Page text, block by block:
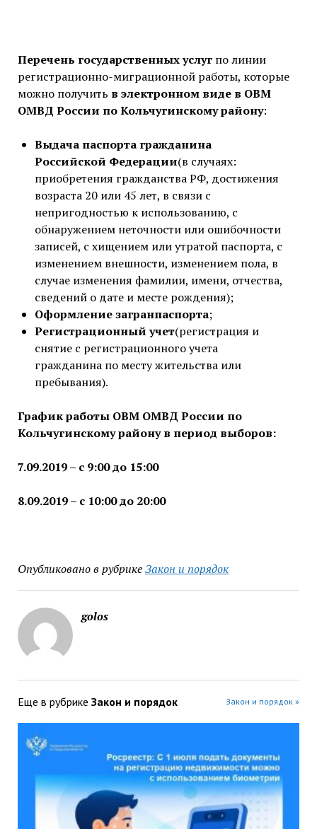
Перечень государственных услугпо линии
регистрационно-миграционной работы, которые
можно получить в электронном виде в ОВМ
ОМВД России по Кольчугинскому району:
Выдача паспорта гражданина
Российской Федерации(в случаях:
приобретения гражданства РФ, достижения
возраста 20 или 45 лет, в связи с
непригодностью к использованию, с
обнаружением неточности или ошибочности
записей, с хищением или утратой паспорта, с
изменением внешности, изменением пола, в
случае изменения фамилии, имени, отчества,
сведений о дате и месте рождения);
Оформление загранпаспорта;
Регистрационный учет(регистрация и
снятие с регистрационного учета
гражданина по месту жительства или
пребывания).
График работы ОВМ ОМВД России по
Кольчугинскому району в период выборов:
7.09.2019 – с 9:00 до 15:00
8.09.2019 – с 10:00 до 20:00
Опубликовано в рубрикеЗакон и порядок
golos
Еще в рубрике Закон и порядок Закон и порядок »